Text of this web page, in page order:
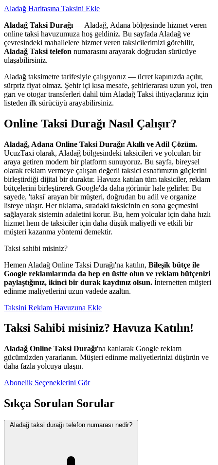
Aladağ Haritasına Taksini Ekle
Aladağ Taksi Durağı — Aladağ, Adana bölgesinde hizmet veren
online taksi havuzumuza hoş geldiniz. Bu sayfada Aladağ ve
çevresindeki mahallelere hizmet veren taksicilerimizi görebilir,
Aladağ Taksi telefon numarasını arayarak doğrudan sürücüye
ulaşabilirsiniz.
Aladağ taksimetre tarifesiyle çalışıyoruz — ücret kapınızda açılır,
sürpriz fiyat olmaz. Şehir içi kısa mesafe, şehirlerarası uzun yol, tren
garı ve otogar transferleri dahil tüm Aladağ Taksi ihtiyaçlarınız için
listeden ilk sürücüyü arayabilirsiniz.
Online Taksi Durağı Nasıl Çalışır?
Aladağ, Adana Online Taksi Durağı: Akıllı ve Adil Çözüm.
UcuzTaxi olarak, Aladağ bölgesindeki taksicileri ve yolcuları bir
araya getiren modern bir platform sunuyoruz. Bu sayfa, bireysel
olarak reklam vermeye çalışan değerli taksici esnafımızın güçlerini
birleştirdiği dijital bir duraktır. Havuza katılan tüm taksiciler, reklam
bütçelerini birleştirerek Google'da daha görünür hale gelirler. Bu
sayede, 'taksi' arayan bir müşteri, doğrudan bu adil ve organize
listeye ulaşır. Her tıklama, sıradaki taksicinin en sona geçmesini
sağlayarak sistemin adaletini korur. Bu, hem yolcular için daha hızlı
hizmet hem de taksiciler için daha düşük maliyetli ve etkili bir
müşteri kazanma yöntemi demektir.
Taksi sahibi misiniz?
Hemen Aladağ Online Taksi Durağı'na katılın, Bileşik bütçe ile
Google reklamlarında da hep en üstte olun ve reklam bütçenizi
paylaştığınız, ikinci bir durak kaydınız olsun. İnternetten müşteri
edinme maliyetlerini uzun vadede azaltın.
Taksini Reklam Havuzuna Ekle
Taksi Sahibi misiniz? Havuza Katılın!
Aladağ Online Taksi Durağı'na katılarak Google reklam
gücümüzden yararlanın. Müşteri edinme maliyetlerinizi düşürün ve
daha fazla yolcuya ulaşın.
Abonelik Seçeneklerini Gör
Sıkça Sorulan Sorular
Aladağ taksi durağı telefon numarası nedir?